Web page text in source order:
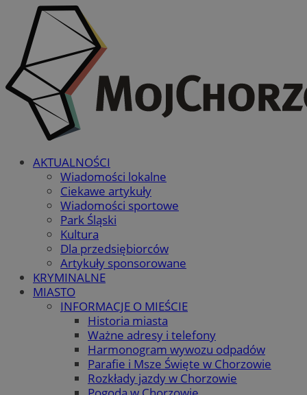
AKTUALNOŚCI
Wiadomości lokalne
Ciekawe artykuły
Wiadomości sportowe
Park Śląski
Kultura
Dla przedsiębiorców
Artykuły sponsorowane
KRYMINALNE
MIASTO
INFORMACJE O MIEŚCIE
Historia miasta
Ważne adresy i telefony
Harmonogram wywozu odpadów
Parafie i Msze Święte w Chorzowie
Rozkłady jazdy w Chorzowie